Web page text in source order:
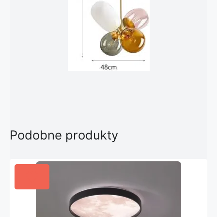
Podobne produkty